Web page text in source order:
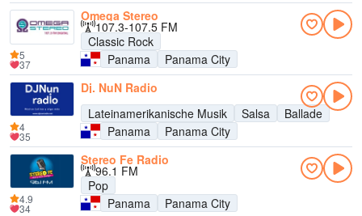
Omega Stereo
107.3-107.5 FM
Classic Rock
Panama
Panama City
5
37
Dj. NuN Radio
Lateinamerikanische Musik
Salsa
Ballade
Panama
Panama City
4
35
Stereo Fe Radio
96.1 FM
Pop
Panama
Panama City
4.9
34